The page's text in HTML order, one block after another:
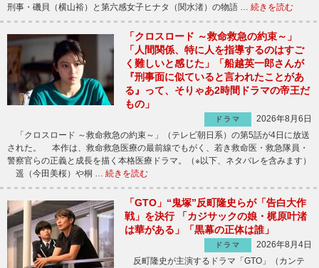
刑事・磯貝（横山裕）と第六感女子ヒナタ（関水渚）の物語 … 続きを読む
「クロスロード ～救命救急の約束～」
「人間関係、特に人を指導するのはすご
く難しいと感じた」「船越英一郎さんが
『刑事面に似ていると言われたことがあ
る』って、そりゃあ2時間ドラマの帝王だ
もの」
ドラマ
2026年8月6日
「クロスロード ～救命救急の約束～」（テレビ朝日系）の第5話が4日に放送
された。 本作は、救命救急医療の最前線でもがく、若き救命医・救急隊員・
警察官らの正義と成長を描く本格医療ドラマ。（※以下、ネタバレを含みます）
遥（今田美桜）や桐 … 続きを読む
「GTO」“鬼塚”反町隆史らが「告白大作
戦」を決行 「カジサックの娘・梶原叶渚
は華がある」「黒幕の正体は誰」
ドラマ
2026年8月4日
反町隆史が主演するドラマ「GTO」（カンテ